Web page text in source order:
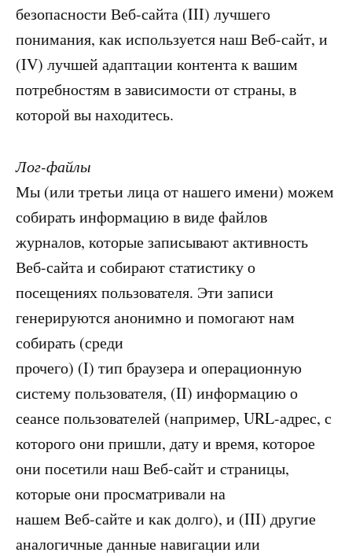
безопасности Веб-сайта (III) лучшего
понимания, как используется наш Веб-сайт, и
(IV) лучшей адаптации контента к вашим
потребностям в зависимости от страны, в
которой вы находитесь.
Лог-файлы
Мы (или третьи лица от нашего имени) можем
собирать информацию в виде файлов
журналов, которые записывают активность
Веб-сайта и собирают статистику о
посещениях пользователя. Эти записи
генерируются анонимно и помогают нам
собирать (среди
прочего) (I) тип браузера и операционную
систему пользователя, (II) информацию о
сеансе пользователей (например, URL-адрес, с
которого они пришли, дату и время, которое
они посетили наш Веб-сайт и страницы,
которые они просматривали на
нашем Веб-сайте и как долго), и (III) другие
аналогичные данные навигации или